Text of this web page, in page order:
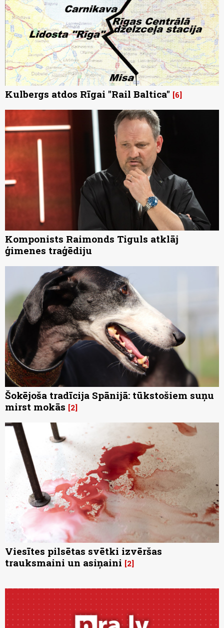
Kulbergs atdos Rīgai "Rail Baltica" 6
Komponists Raimonds Tiguls atklāj
ģimenes traģēdiju
Šokējoša tradīcija Spānijā: tūkstošiem suņu
mirst mokās 2
Viesītes pilsētas svētki izvēršas
trauksmaini un asiņaini 2